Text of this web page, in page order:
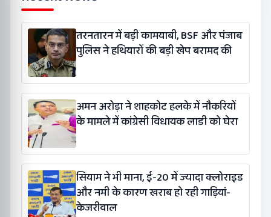
तरनतारन में बड़ी कामयाबी, BSF और पंजाब
पुलिस ने हथियारों की बड़ी खेप बरामद की
अमन अरोड़ा ने शाहकोट हलके में नौकरियों
के मामले में कांग्रेसी विधायक लाडी को घेरा
सियाम ने भी माना, ई-20 में ज्यादा क्लोराइड
और नमी के कारण खराब हो रही गाड़ियां-
केजरीवाल